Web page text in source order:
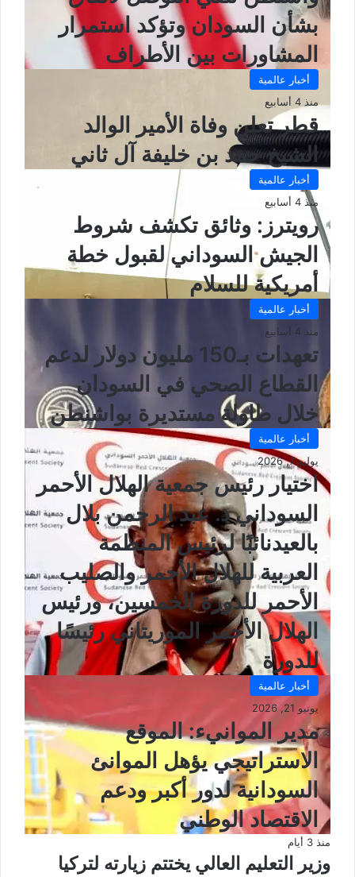
بشأن السودان وتؤكد استمرار
المشاورات بين الأطراف
أخبار عالمية
منذ 4 أسابيع
قطر تعلن وفاة الأمير الوالد
الشيخ حمد بن خليفة آل ثاني
أخبار عالمية
منذ 4 أسابيع
رويترز: وثائق تكشف شروط
الجيش السوداني لقبول خطة
أمريكية للسلام
أخبار عالمية
منذ 4 أسابيع
تعهدات بـ150 مليون دولار لدعم
القطاع الصحي في السودان
خلال طاولة مستديرة بواشنطن
أخبار عالمية
يوليو 7, 2026
اختيار رئيس جمعية الهلال الأحمر
السوداني د. عبد الرحمن بلال
بالعيدنائبًا لرئيس المنظمة
العربية للهلال الأحمر والصليب
الأحمر للدورة الخمسين، ورئيس
الهلال الأحمر الموريتاني رئيسًا
للدورة
أخبار عالمية
يونيو 21, 2026
مدير الموانيء: الموقع
الاستراتيجي يؤهل الموانئ
السودانية لدور أكبر ودعم
الاقتصاد الوطني
منذ 3 أيام
وزير التعليم العالي يختتم زيارته لتركيا